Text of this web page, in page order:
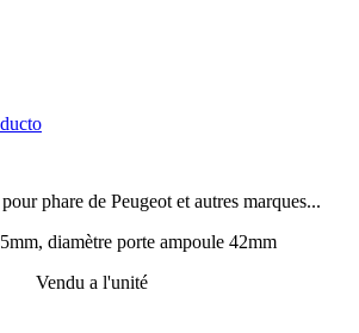
phare de Peugeot et autres marques...
diamètre porte ampoule 42mm
Vendu a l'unité